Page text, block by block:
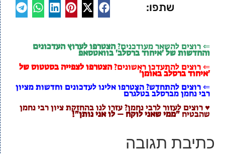
שתפו:
⇐ רוצים להשאר מעודכנים?הצטרפו לערוץ העדכונים
והחדשות של 'איחוד ברסלב' בוואטסאפ
⇐ רוצים להתעדכן ראשונים?הצטרפו לצפייה בסטטוס של
'איחוד ברסלב באומן'
⇐ רוצים להתחדש? הצטרפו אלינו לעדכונים וחדשות מציון
רבי נחמן מברסלב בטלגרם
♥ רוצים לעזור לרבי נחמן? עזרו לנו בהחזקת ציון רבי נחמן
שהבטיח"ממי שאני לוקח – לו אני נותן"!
כתיבת תגובה